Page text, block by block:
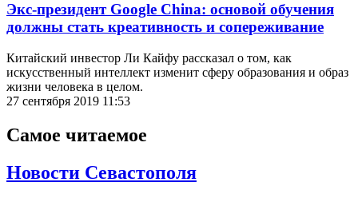
Экс-президент Google China: основой обучения
должны стать креативность и сопереживание
Китайский инвестор Ли Кайфу рассказал о том, как
искусственный интеллект изменит сферу образования и образ
жизни человека в целом.
27 сентября 2019 11:53
Самое читаемое
Новости Севастополя